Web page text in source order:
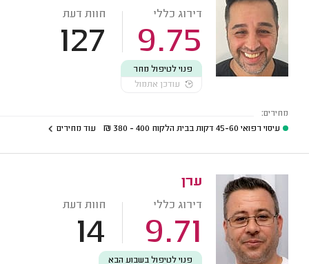
דירוג כללי
9.75
חוות דעת
127
פנוי לטיפול מחר
עודכן אתמול
מחירים:
עיסוי רפואי 45-60 דקות בבית הלקוח
400 - 380
₪ עוד מחירים
ערן
דירוג כללי
9.71
חוות דעת
14
פנוי לטיפול בשבוע הבא